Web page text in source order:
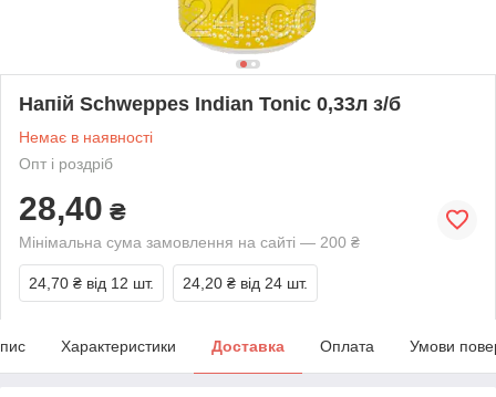
Напій Schweppes Indian Tonic 0,33л з/б
Немає в наявності
Опт і роздріб
28,40 ₴
Мінімальна сума замовлення на сайті — 200 ₴
24,70 ₴ від 12 шт. 24,20 ₴ від 24 шт.
Характеристики Доставка Оплата Умови